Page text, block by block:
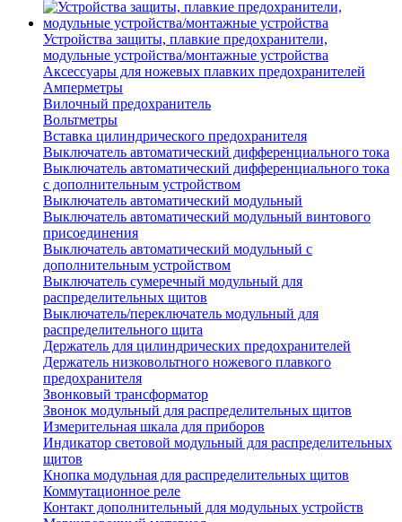
Устройства защиты, плавкие предохранители,
модульные устройства/монтажные устройства
Аксессуары для ножевых плавких предохранителей
Амперметры
Вилочный предохранитель
Вольтметры
Вставка цилиндрического предохранителя
Выключатель автоматический дифференциального тока
Выключатель автоматический дифференциального тока
с дополнительным устройством
Выключатель автоматический модульный
Выключатель автоматический модульный винтового
присоединения
Выключатель автоматический модульный с
дополнительным устройством
Выключатель сумеречный модульный для
распределительных щитов
Выключатель/переключатель модульный для
распределительного щита
Держатель для цилиндрических предохранителей
Держатель низковольтного ножевого плавкого
предохранителя
Звонковый трансформатор
Звонок модульный для распределительных щитов
Измерительная шкала для приборов
Индикатор световой модульный для распределительных
щитов
Кнопка модульная для распределительных щитов
Коммутационное реле
Контакт дополнительный для модульных устройств